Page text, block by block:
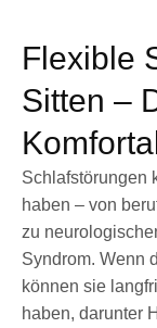
Flexible
Sitten –
Schlafstörungen
haben – von
zu
Syndrom. Wenn
können sie
haben, darunter